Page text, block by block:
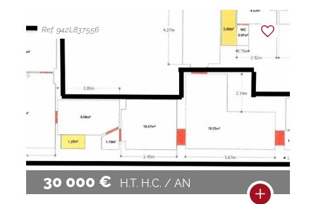
30 000 € H.T. H.C. / AN
Ref. 942L837556